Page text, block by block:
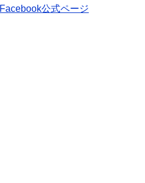
Facebook公式ページ